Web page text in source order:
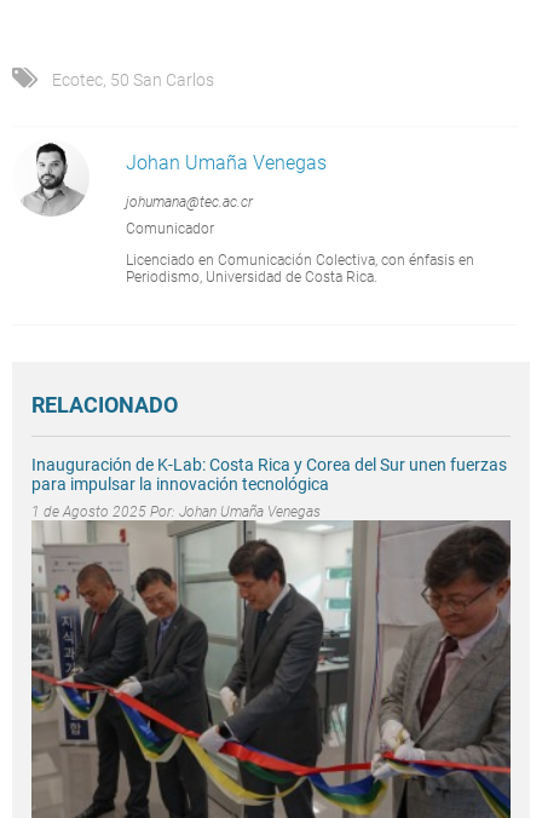
Ecotec, 50 San Carlos
Johan Umaña Venegas
johumana@tec.ac.cr
Comunicador
Licenciado en Comunicación Colectiva, con énfasis en
Periodismo, Universidad de Costa Rica.
RELACIONADO
Inauguración de K-Lab: Costa Rica y Corea del Sur unen fuerzas
para impulsar la innovación tecnológica
1 de Agosto 2025 Por: Johan Umaña Venegas